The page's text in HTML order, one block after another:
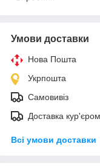
Умови доставки
Нова Пошта
Укрпошта
Самовивіз
Доставка кур'єром
Всі умови доставки